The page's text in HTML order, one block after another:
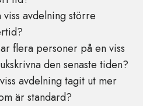
viss avdelning större
flera personer på en viss
den senaste tiden?
avdelning tagit ut mer
är standard?